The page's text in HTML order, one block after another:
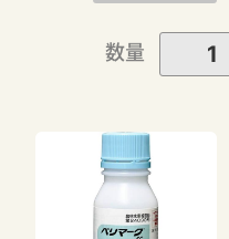
数量